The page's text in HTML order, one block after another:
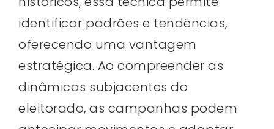
identificar padrões e tendências,
oferecendo uma vantagem
estratégica. Ao compreender as
dinâmicas subjacentes do
eleitorado, as campanhas podem